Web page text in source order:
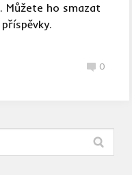
Můžete ho smazat
0